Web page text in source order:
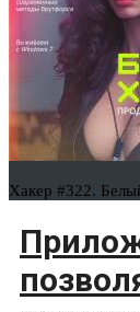
Хакер #322.